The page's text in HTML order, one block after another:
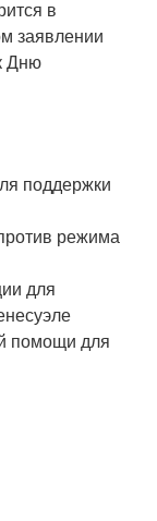
в
заявлении
Дню
поддержки
режима
для
помощи для